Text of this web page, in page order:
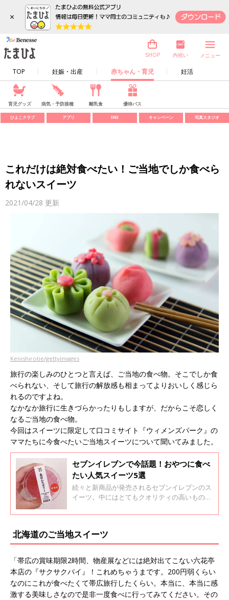
×
TOP 妊娠・出産 赤ちゃん・育児 妊活
SHOP 内祝い メニュー
育児グッズ 病気・予防接種 離乳食 優待パス
ひよこクラブ アプリ SNS キャンペーン 写真スタジオ
これだけは絶対食べたい！ご当地でしか食べら
れないスイーツ
2021/04/28 更新
Kenishirotie/gettyimages
旅行の楽しみのひとつと言えば、ご当地の食べ物。そこでしか食
べられない、そして旅行の解放感も相まってよりおいしく感じら
れるのですよね。
なかなか旅行に生きづらかったりもしますが、だからこそ恋しく
なるご当地の食べ物。
今回はスイーツに限定して口コミサイト『ウィメンズパーク』の
ママたちに今食べたいご当地スイーツについて聞いてみました。
セブンイレブンで今話題！おやつに食べ
たい人気スイーツ5選
続々と新商品が発売されるセブンイレブンのス
イーツ。中にはとてもクオリティの高いものも
今セブンイレブンで話題のスイーツをご紹介し
北海道のご当地スイーツ
「帯広の賞味期限2時間、物産展などには絶対出てこない六花亭
本店の『サクサクパイ』！これめちゃうまです。200円弱くらい
なのにこれが食べたくて帯広旅行したくらい。本当に、本当に感
激する美味しさなので是非一度食べに行ってみてください。その